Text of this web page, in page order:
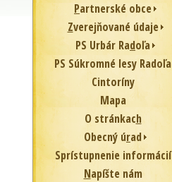
Partnerské obce
Zverejňované údaje
PS Urbár Radoľa
PS Súkromné lesy Radoľa
Cintoríny
Mapa
O stránkach
Obecný úrad
Sprístupnenie informácií
Napíšte nám